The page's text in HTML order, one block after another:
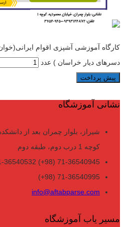
کارگاه آموزشی آشپزی اقوام
دسرهای دیار خراسان ) عدد
پیش پرداخت
نشانی آموزشگاه
شیراز، بلوار چمران بعد از
کوچه 1 درب دوم، طبقه دوم
71-36540945 (98+) 71-36540532 (98+)
71-36540995 (98+)
info@aftabparse.com
مسیر یاب آموزشگاه